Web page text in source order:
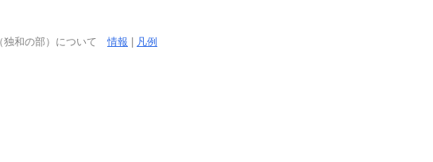
独和の部）について情報 凡例